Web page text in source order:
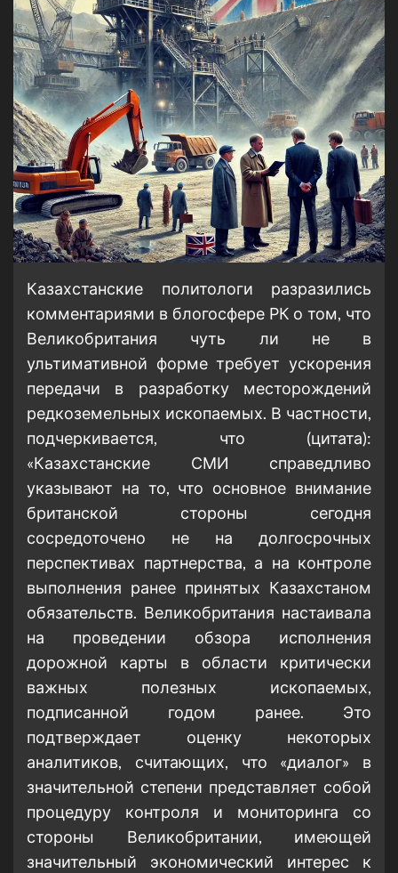
Казахстанские политологи разразились
комментариями в блогосфере РК о том, что
Великобритания чуть ли не в
ультимативной форме требует ускорения
передачи в разработку месторождений
редкоземельных ископаемых. В частности,
подчеркивается, что (цитата):
«Казахстанские СМИ справедливо
указывают на то, что основное внимание
британской стороны сегодня
сосредоточено не на долгосрочных
перспективах партнерства, а на контроле
выполнения ранее принятых Казахстаном
обязательств. Великобритания настаивала
на проведении обзора исполнения
дорожной карты в области критически
важных полезных ископаемых,
подписанной годом ранее. Это
подтверждает оценку некоторых
аналитиков, считающих, что «диалог» в
значительной степени представляет собой
процедуру контроля и мониторинга со
стороны Великобритании, имеющей
значительный экономический интерес к